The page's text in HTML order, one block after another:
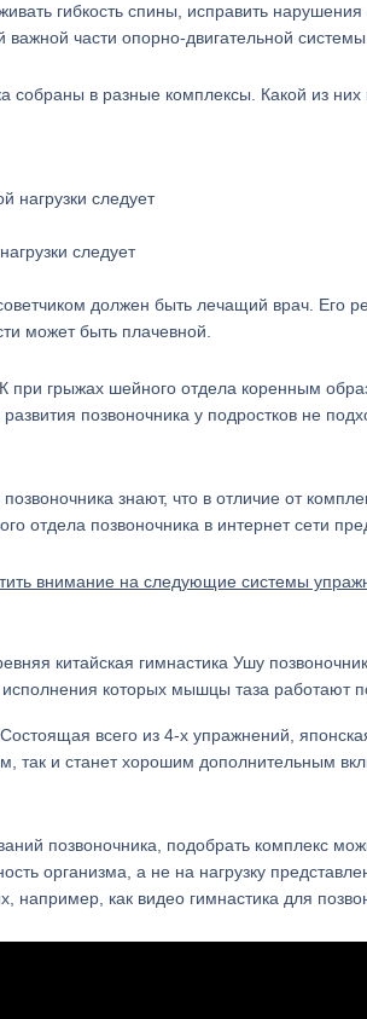
гибкость спины, исправить нарушения
части опорно-двигательной системы.
собраны в разные комплексы. Какой из них
следует
должен быть лечащий врач. Его
может быть плачевной.
грыжах шейного отдела коренным
позвоночника у подростков не
знают, что в отличие от
отдела позвоночника в интернет сети
внимание на следующие системы
китайская гимнастика Ушу
которых мышцы таза работают
. Состоящая всего из 4-х упражнений,
так и станет хорошим дополнительным
позвоночника, подобрать комплекс
организма, а не на нагрузку
например, как видео гимнастика для